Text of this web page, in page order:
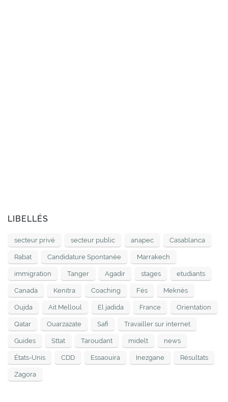
LIBELLÉS
secteur privé secteur public anapec Casablanca
Rabat Candidature Spontanée Marrakech
immigration Tanger Agadir stages etudiants
Canada Kenitra Coaching Fès Meknès
Oujda Ait Melloul El jadida France Orientation
Qatar Ouarzazate Safi Travailler sur internet
Guides Sttat Taroudant midelt news
États-Unis CDD Essaouira Inezgane Résultats
Zagora